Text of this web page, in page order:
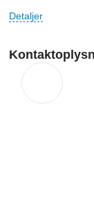
select service &
spare parts,
Detaljer